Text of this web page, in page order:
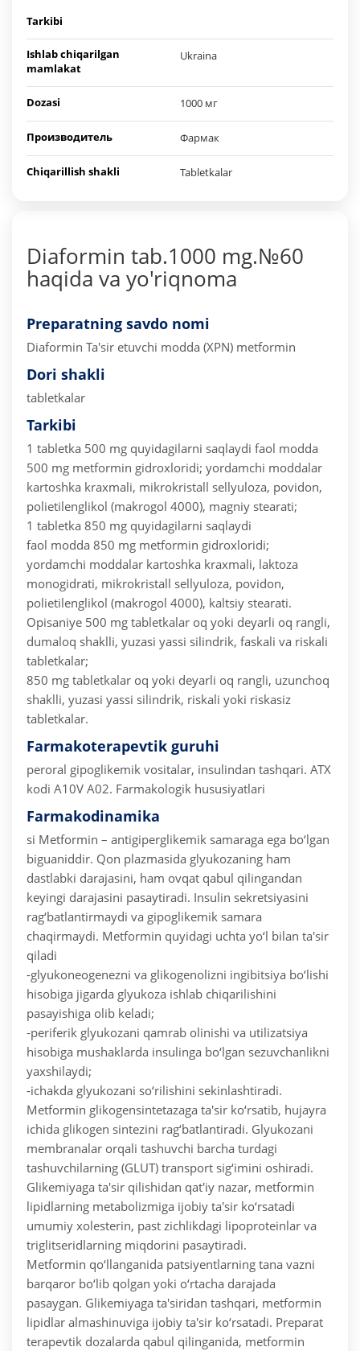
Tarkibi
Ishlab chiqarilgan
mamlakat
Ukraina
Dozasi 1000 мг
Производитель Фармак
Chiqarillish shakli Tabletkalar
Diaformin tab.1000 mg.№60
haqida va yo'riqnoma
Preparatning savdo nomi
Diaformin Ta'sir etuvchi modda (XPN) metformin
Dori shakli
tabletkalar
Tarkibi
1 tabletka 500 mg quyidagilarni saqlaydi faol modda
500 mg metformin gidroxloridi; yordamchi moddalar
kartoshka kraxmali, mikrokristall sellyuloza, povidon,
polietilenglikol (makrogol 4000), magniy stearati;
1 tabletka 850 mg quyidagilarni saqlaydi
faol modda 850 mg metformin gidroxloridi;
yordamchi moddalar kartoshka kraxmali, laktoza
monogidrati, mikrokristall sellyuloza, povidon,
polietilenglikol (makrogol 4000), kaltsiy stearati.
Opisaniye 500 mg tabletkalar oq yoki deyarli oq rangli,
dumaloq shaklli, yuzasi yassi silindrik, faskali va riskali
tabletkalar;
850 mg tabletkalar oq yoki deyarli oq rangli, uzunchoq
shaklli, yuzasi yassi silindrik, riskali yoki riskasiz
tabletkalar.
Farmakoterapevtik guruhi
peroral gipoglikemik vositalar, insulindan tashqari. ATX
kodi A10V A02. Farmakologik hususiyatlari
Farmakodinamika
si Metformin – antigiperglikemik samaraga ega bo‘lgan
biguaniddir. Qon plazmasida glyukozaning ham
dastlabki darajasini, ham ovqat qabul qilingandan
keyingi darajasini pasaytiradi. Insulin sekretsiyasini
rag‘batlantirmaydi va gipoglikemik samara
chaqirmaydi. Metformin quyidagi uchta yo‘l bilan ta'sir
qiladi
-glyukoneogenezni va glikogenolizni ingibitsiya bo‘lishi
hisobiga jigarda glyukoza ishlab chiqarilishini
pasayishiga olib keladi;
-periferik glyukozani qamrab olinishi va utilizatsiya
hisobiga mushaklarda insulinga bo‘lgan sezuvchanlikni
yaxshilaydi;
-ichakda glyukozani so‘rilishini sekinlashtiradi.
Metformin glikogensintetazaga ta'sir ko‘rsatib, hujayra
ichida glikogen sintezini rag‘batlantiradi. Glyukozani
membranalar orqali tashuvchi barcha turdagi
tashuvchilarning (GLUT) transport sig‘imini oshiradi.
Glikemiyaga ta'sir qilishidan qat'iy nazar, metformin
lipidlarning metabolizmiga ijobiy ta'sir ko‘rsatadi
umumiy xolesterin, past zichlikdagi lipoproteinlar va
triglitseridlarning miqdorini pasaytiradi.
Metformin qo‘llanganida patsiyentlarning tana vazni
barqaror bo‘lib qolgan yoki o‘rtacha darajada
pasaygan. Glikemiyaga ta'siridan tashqari, metformin
lipidlar almashinuviga ijobiy ta'sir ko‘rsatadi. Preparat
terapevtik dozalarda qabul qilinganida, metformin